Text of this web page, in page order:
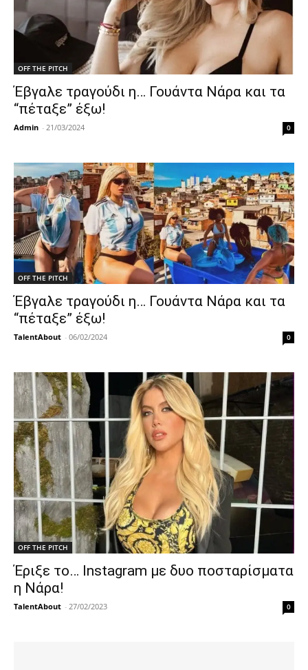
OFF THE PITCH
Έβγαλε τραγούδι η… Γουάντα Νάρα και τα
“πέταξε” έξω!
Admin - 21/03/2024 0
OFF THE PITCH
Έβγαλε τραγούδι η… Γουάντα Νάρα και τα
“πέταξε” έξω!
TalentAbout - 06/02/2024 0
OFF THE PITCH
Έριξε το… Instagram με δυο ποσταρίσματα
η Νάρα!
TalentAbout - 27/02/2023 0